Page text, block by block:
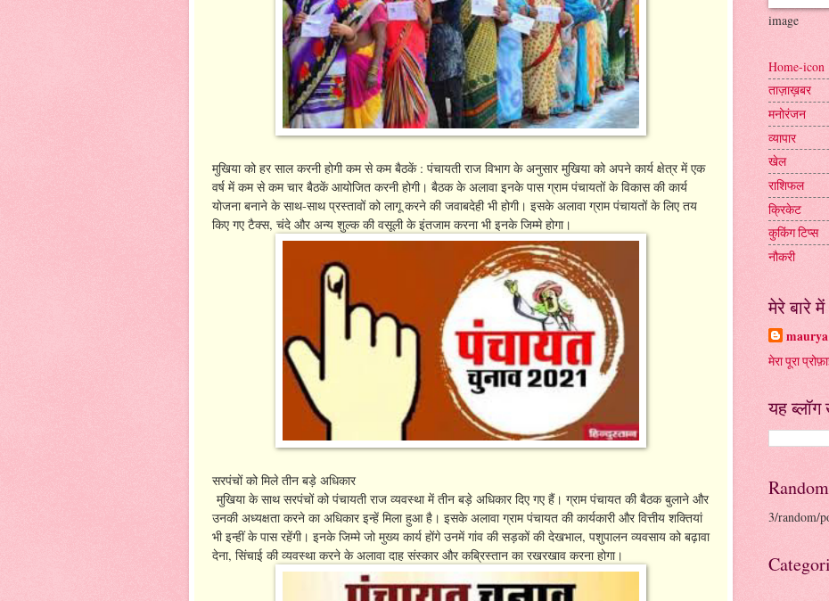
मुखिया को हर साल करनी होगी कम से कम बैठकें : पंचायती राज विभाग के अनुसार मुखिया को अपने कार्य क्षेत्र में एक
वर्ष में कम से कम चार बैठकें आयोजित करनी होगी। बैठक के अलावा इनके पास ग्राम पंचायतों के विकास की कार्य
योजना बनाने के साथ-साथ प्रस्तावों को लागू करने की जवाबदेही भी होगी। इसके अलावा ग्राम पंचायतों के लिए तय
किए गए टैक्स, चंदे और अन्य शुल्क की वसूली के इंतजाम करना भी इनके जिम्मे होगा।
सरपंचों को मिले तीन बड़े अधिकार
मुखिया के साथ सरपंचों को पंचायती राज व्यवस्था में तीन बड़े अधिकार दिए गए हैं। ग्राम पंचायत की बैठक बुलाने और
उनकी अध्यक्षता करने का अधिकार इन्हें मिला हुआ है। इसके अलावा ग्राम पंचायत की कार्यकारी और वित्तीय शक्तियां
भी इन्हीं के पास रहेंगी। इनके जिम्मे जो मुख्य कार्य होंगे उनमें गांव की सड़कों की देखभाल, पशुपालन व्यवसाय को बढ़ावा
देना, सिंचाई की व्यवस्था करने के अलावा दाह संस्कार और कब्रिस्तान का रखरखाव करना होगा।
image
Home-icon
ताज़ाख़बर
मनोरंजन
व्यापार
खेल
राशिफल
क्रिकेट
कुकिंग टिप्स
नौकरी
मेरे बारे में
maurya
मेरा पूरा
यह
3/random/